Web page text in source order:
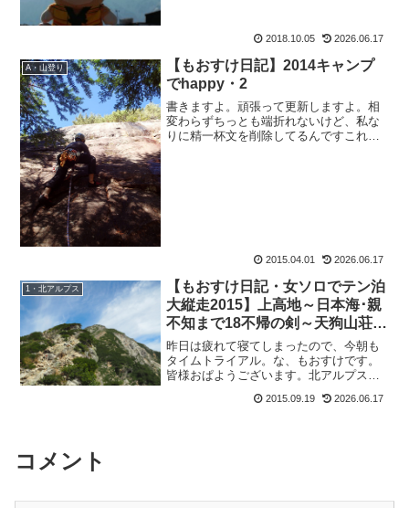
2018.10.05 2026.06.17
A・山登り
【もおすけ日記】2014キャンプ
でhappy・2
書きますよ。頑張って更新しますよ。相
変わらずちっとも端折れないけど、私な
りに精一杯文を削除してるんですこれで
2015.04.01 2026.06.17
1・北アルプス
【もおすけ日記・女ソロでテン泊
大縦走2015】上高地～日本海･親
不知まで18不帰の剣～天狗山荘＆
バーサロフトジャケット
昨日は疲れて寝てしまったので、今朝も
タイムトライアル。な、もおすけです。
皆様おぱようございます。北アルプスの
ているしこれから天気も回復模様。SWは
2015.09.19 2026.06.17
コメント